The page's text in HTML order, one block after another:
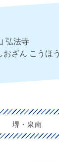
弘法寺
おざん こうほ
堺・泉南